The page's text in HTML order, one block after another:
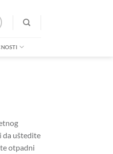
da uštedite
otpadni